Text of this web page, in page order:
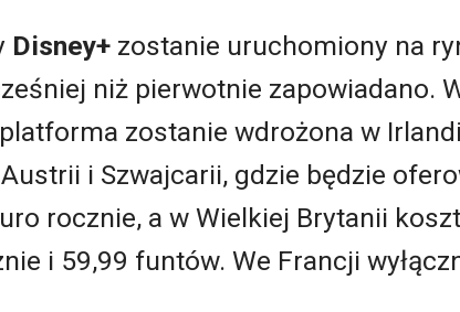
Disney+ zostanie uruchomiony na
niż pierwotnie zapowiadano.
zostanie wdrożona w
i Szwajcarii, gdzie będzie
rocznie, a w Wielkiej Brytanii
i 59,99 funtów. We Francji